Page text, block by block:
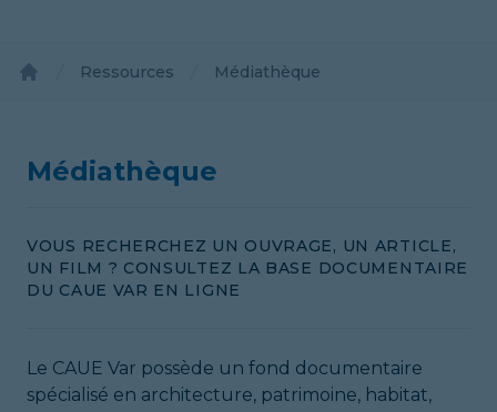
Ressources Médiathèque
Médiathèque
VOUS RECHERCHEZ UN OUVRAGE, UN ARTICLE,
UN FILM ? CONSULTEZ LA BASE DOCUMENTAIRE
DU CAUE VAR EN LIGNE
Le CAUE Var possède un fond documentaire
spécialisé en architecture, patrimoine, habitat,